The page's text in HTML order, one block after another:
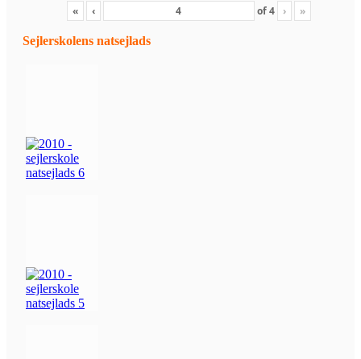
« ‹ of4 › »
Sejlerskolens natsejlads